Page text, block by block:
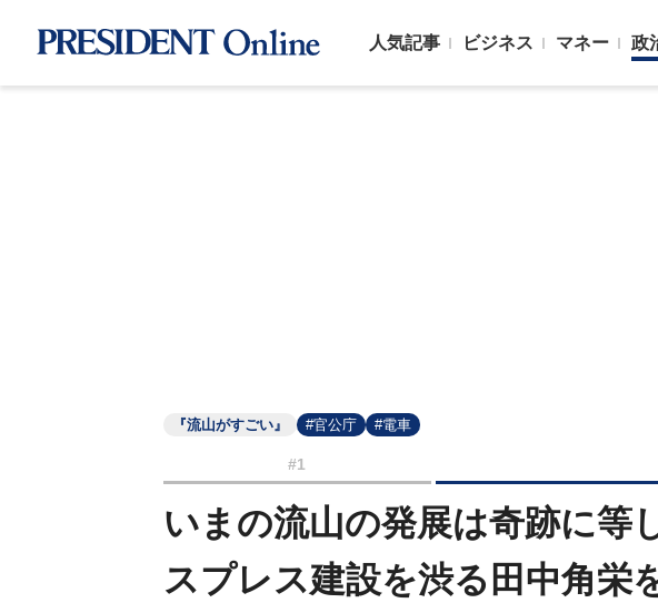
人気記事 ビジネス マネー 政
『流山がすごい』 #官公庁 #電車
#1
いまの流山の発展は奇跡に等
スプレス建設を渋る田中角栄